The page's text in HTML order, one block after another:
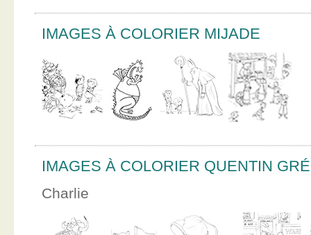
IMAGES À COLORIER MIJADE
IMAGES À COLORIER QUENTIN
Charlie